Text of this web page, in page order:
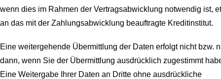
wenn dies im Rahmen der Vertragsabwicklung notwendig ist,
an das mit der Zahlungsabwicklung beauftragte Kreditinstitut.
Eine weitergehende Übermittlung der Daten erfolgt nicht bzw.
dann, wenn Sie der Übermittlung ausdrücklich zugestimmt
Eine Weitergabe Ihrer Daten an Dritte ohne ausdrückliche